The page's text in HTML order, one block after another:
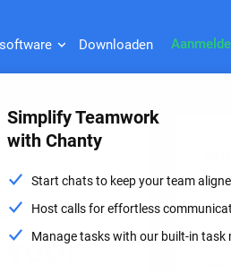
Downloaden
Simplify Teamwork
with Chanty
Start chats to keep your team
Host calls for effortless
Manage tasks with our built-in task